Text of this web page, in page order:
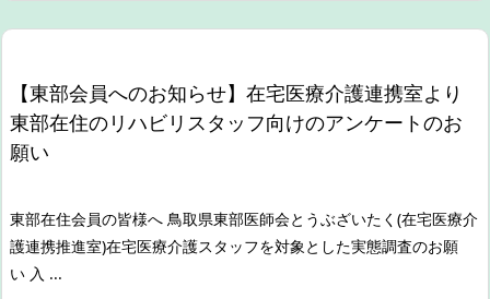
【東部会員へのお知らせ】在宅医療介護連携室より
東部在住のリハビリスタッフ向けのアンケートのお
願い
東部在住会員の皆様へ 鳥取県東部医師会とうぶざいたく(在宅医療介
護連携推進室)在宅医療介護スタッフを対象とした実態調査のお願
い 入 ...